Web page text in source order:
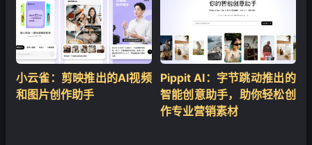
小云雀：剪映推出的AI视频
和图片创作助手
Pippit AI：字节跳动推出的
智能创意助手，助你轻松创
作专业营销素材